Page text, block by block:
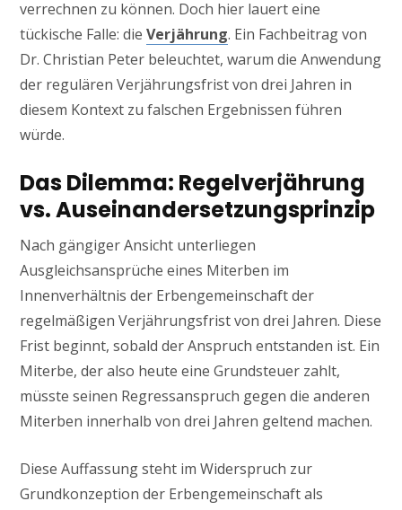
verrechnen zu können. Doch hier lauert eine
tückische Falle: dieVerjährung. Ein Fachbeitrag von
Dr. Christian Peter beleuchtet, warum die Anwendung
der regulären Verjährungsfrist von drei Jahren in
diesem Kontext zu falschen Ergebnissen führen
würde.
Das Dilemma: Regelverjährung
vs. Auseinandersetzungsprinzip
Nach gängiger Ansicht unterliegen
Ausgleichsansprüche eines Miterben im
Innenverhältnis der Erbengemeinschaft der
regelmäßigen Verjährungsfrist von drei Jahren. Diese
Frist beginnt, sobald der Anspruch entstanden ist. Ein
Miterbe, der also heute eine Grundsteuer zahlt,
müsste seinen Regressanspruch gegen die anderen
Miterben innerhalb von drei Jahren geltend machen.
Diese Auffassung steht im Widerspruch zur
Grundkonzeption der Erbengemeinschaft als